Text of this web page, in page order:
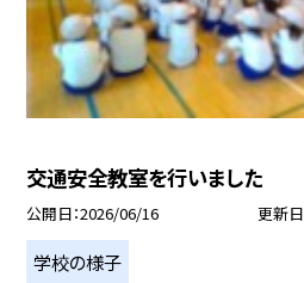
交通安全教室を行いました
公開日 2026/06/16 更新日
学校の様子